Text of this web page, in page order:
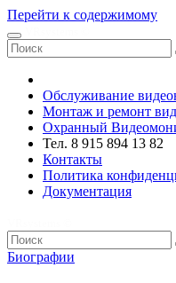
Перейти к содержимому
Обслуживание
Монтаж и ремонт
Охранный
Тел. 8 915 894 13 82
Контакты
Политика
Документация
Биографии